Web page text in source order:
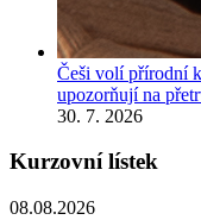
Češi volí přírodní
upozorňují na
30. 7. 2026
Kurzovní lístek
08.08.2026